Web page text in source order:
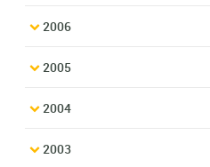
2006
2005
2004
2003